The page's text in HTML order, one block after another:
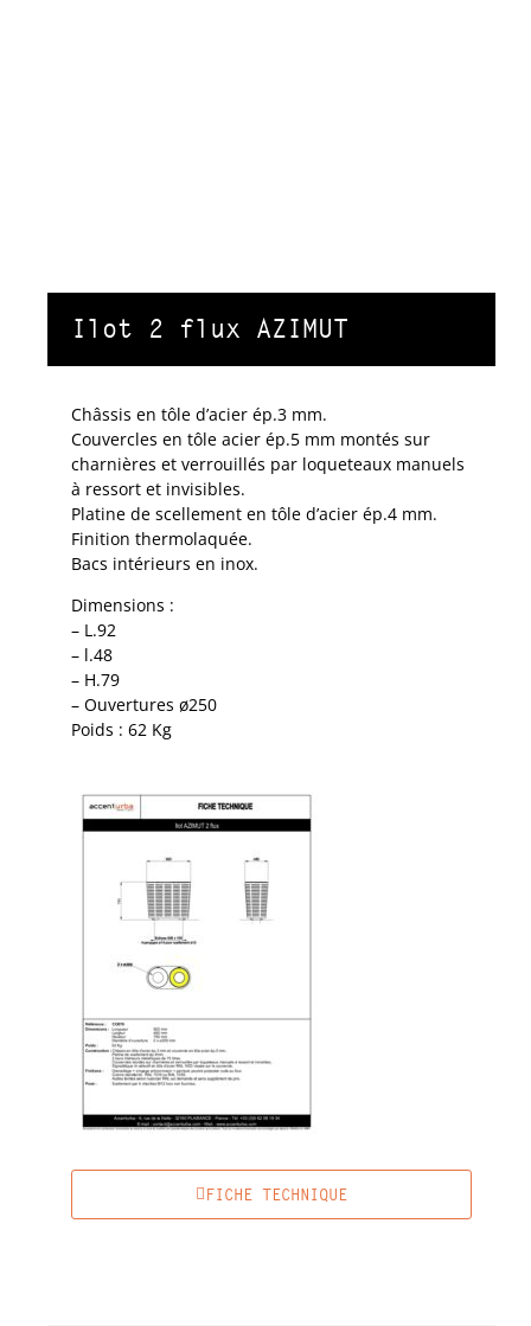
Ilot 2 flux AZIMUT
Châssis en tôle d’acier ép.3 mm.
Couvercles en tôle acier ép.5 mm montés sur
charnières et verrouillés par loqueteaux manuels
à ressort et invisibles.
Platine de scellement en tôle d’acier ép.4 mm.
Finition thermolaquée.
Bacs intérieurs en inox.
Dimensions :
– L.92
– l.48
– H.79
– Ouvertures ø250
Poids : 62 Kg
FICHE TECHNIQUE